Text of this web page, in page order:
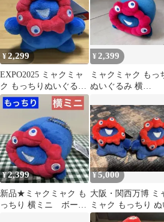
¥2,299
EXPO2025 ミャクミャ
ク もっちりぬいぐるみ
立 ミニ キーホルダー
¥2,399
ミャクミャク もっ
ぬいぐるみ 横
博 タグ付新品
¥2,399
新品★ミャクミャク も
っちり 横ミニ ボール
¥5,000
大阪・関西万博 ミ
ミャク もっちり ぬ
るみマスコット 2